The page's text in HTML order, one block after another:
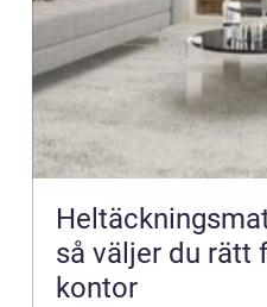
så väljer du rätt
kontor